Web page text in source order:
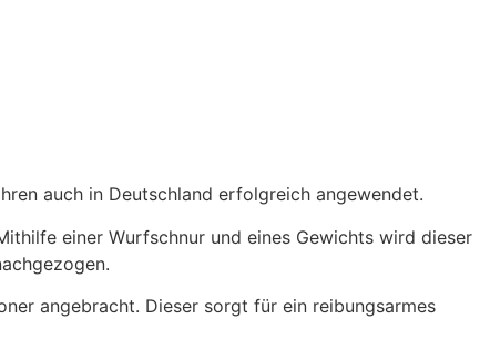
auch in Deutschland erfolgreich angewendet.
einer Wurfschnur und eines Gewichts wird dieser
angebracht. Dieser sorgt für ein reibungsarmes